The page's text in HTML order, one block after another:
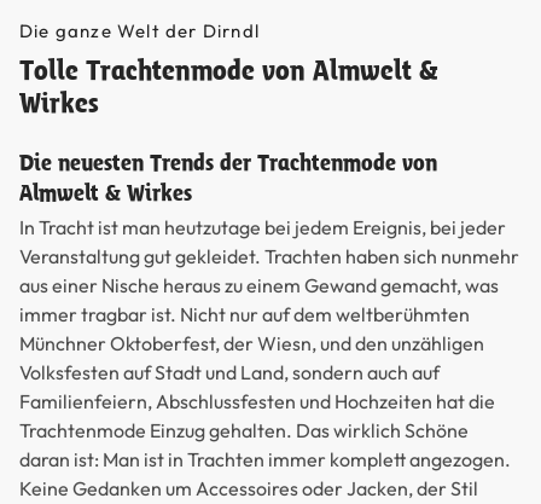
Die ganze Welt der Dirndl
Tolle Trachtenmode von Almwelt &
Wirkes
Die neuesten Trends der Trachtenmode von
Almwelt & Wirkes
In Tracht ist man heutzutage bei jedem Ereignis, bei jeder
Veranstaltung gut gekleidet. Trachten haben sich nunmehr
aus einer Nische heraus zu einem Gewand gemacht, was
immer tragbar ist. Nicht nur auf dem weltberühmten
Münchner Oktoberfest, der Wiesn, und den unzähligen
Volksfesten auf Stadt und Land, sondern auch auf
Familienfeiern, Abschlussfesten und Hochzeiten hat die
Trachtenmode Einzug gehalten. Das wirklich Schöne
daran ist: Man ist in Trachten immer komplett angezogen.
Keine Gedanken um Accessoires oder Jacken, der Stil